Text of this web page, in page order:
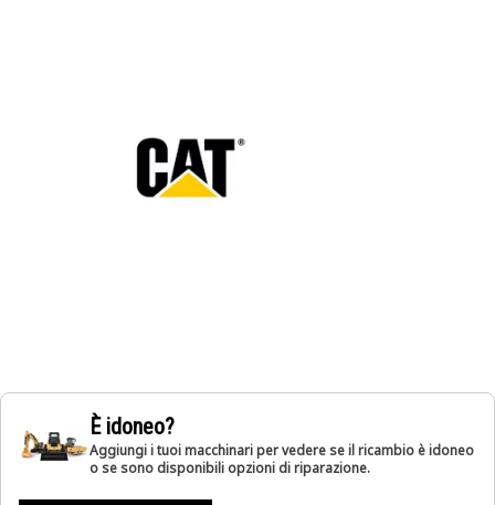
È idoneo?
Aggiungi i tuoi macchinari per vedere se il ricambio è idoneo
o se sono disponibili opzioni di riparazione.